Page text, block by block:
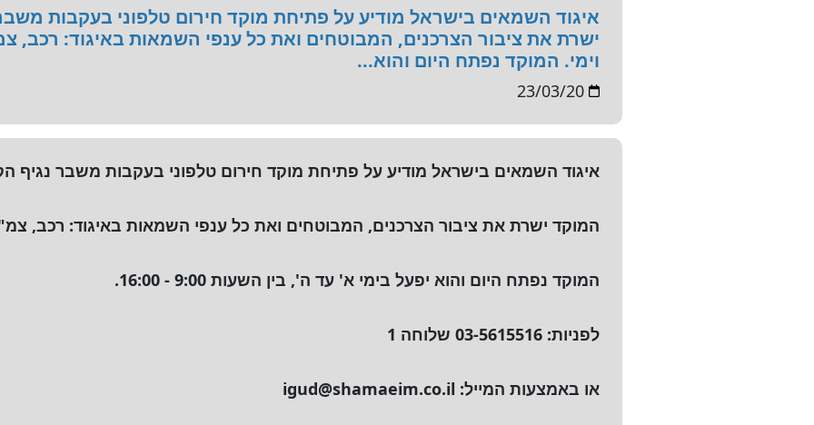
איגוד השמאים בישראל מודיע על פתיחת מוקד חירום טלפוני בעקבות
ישרת את ציבור הצרכנים, המבוטחים ואת כל ענפי השמאות באיגוד: רכב,
וימי. המוקד נפתח היום והוא...
23/03/20
איגוד השמאים בישראל מודיע על פתיחת מוקד חירום טלפוני בעקבות משבר נגיף
המוקד ישרת את ציבור הצרכנים, המבוטחים ואת כל ענפי השמאות באיגוד: רכב,
המוקד נפתח היום והוא יפעל בימי א' עד ה', בין השעות 9:00 - 16:00.
לפניות: 03-5615516 שלוחה 1
או באמצעות המייל: igud@shamaeim.co.il